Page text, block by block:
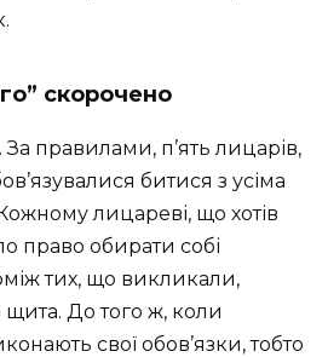
скорочено
За правилами, п’ять лицарів,
битися з усіма
лицареві, що хотів
право обирати собі
тих, що викликали,
До того ж, коли
свої обов’язки, тобто